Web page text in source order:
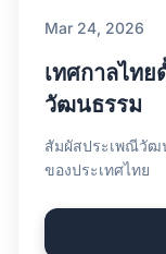
Mar 24, 2026
เทศกาลไท
วัฒนธรรม
สัมผัสประเพณีวัฒ
ของประเทศไทย